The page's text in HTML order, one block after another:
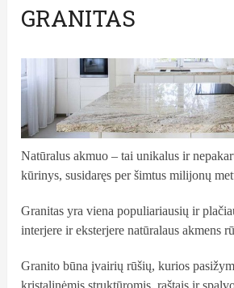
GRANITAS
Natūralus akmuo – tai unikalus ir
kūrinys, susidaręs per šimtus milijonų
Granitas yra viena populiariausių ir
interjere ir eksterjere natūralaus akmens
Granito būna įvairių rūšių, kurios
kristalinėmis struktūromis, raštais ir